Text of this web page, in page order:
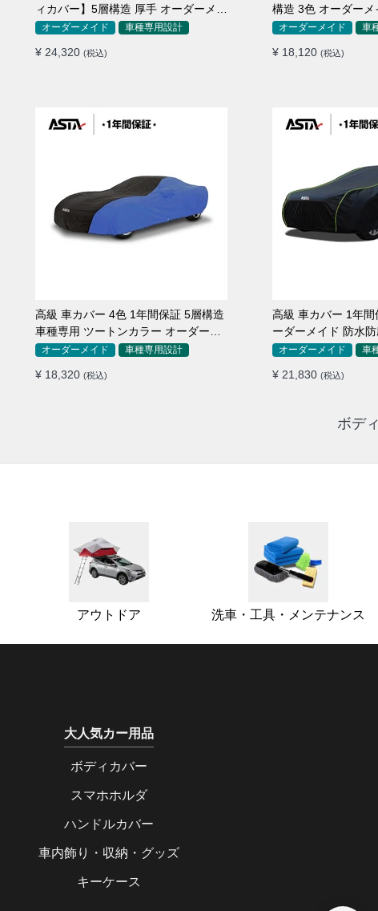
ィカバー】5層構造 厚手 オーダーメイ
ド 凍結防止 防雪防風 極厚 防風ロープ
オーダーメイド 車種専用設計
¥ 24,320 (税込)
構造 3色 オーダー
防水 四季
オーダーメイド 車
¥ 18,120 (税込)
高級 車カバー 4色 1年間保証 5層構造
車種専用 ツートンカラー オーダーメ
イド 防水 耐久性
オーダーメイド 車種専用設計
¥ 18,320 (税込)
高級 車カバー 1年
ーダーメイド 防水
用オーダーメイド 車
¥ 21,830 (税込)
ボデ
アウトドア 洗車・工具・メンテナンス
大人気カー用品
ボディカバー
スマホホルダ
ハンドルカバー
車内飾り・収納・グッズ
キーケース